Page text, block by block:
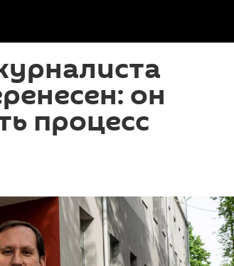
он
процесс